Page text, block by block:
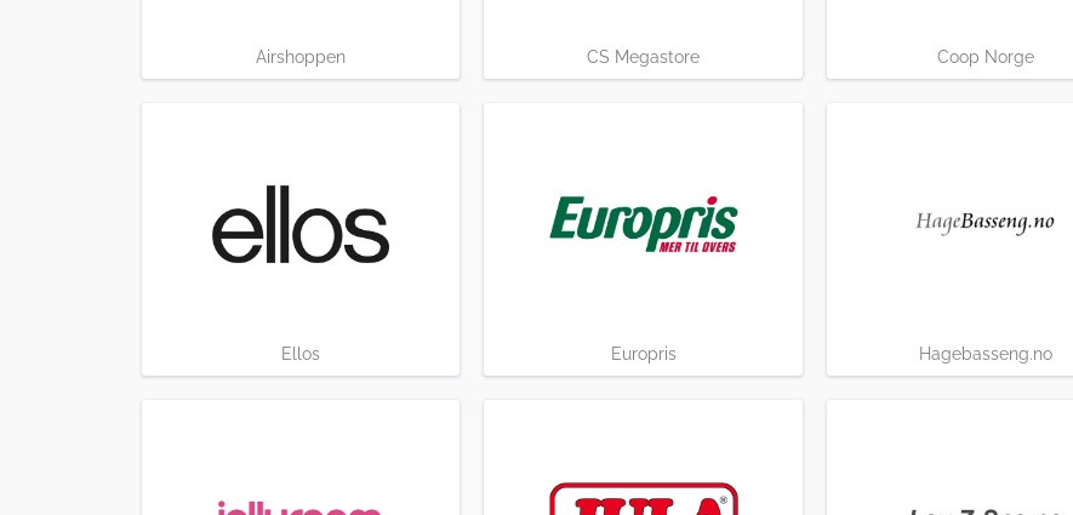
Airshoppen CS Megastore Coop Norge
Ellos Europris Hagebasseng.no